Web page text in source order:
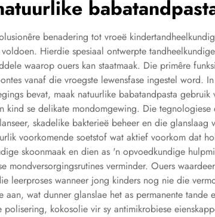
benadering tot vroeë
Hierdie spesiaal ontwerpte
waarop ouers kan staatmaak. Die primêre
vanaf die vroegste lewensfase ingestel word.
bevat, maak natuurlike babatandpasta
kind se delikate mondomgewing. Die
skadelike bakterieë beheer en die
voorkomende soetstof wat aktief voorkom dat
skoonmaak en dien as 'n opvoedkundige
mondversorgingsrutines verminder. Ouers
leerproses wanneer jong kinders nog nie die
wat dunner glanslae het as permanente tande
kokosolie vir sy antimikrobiese